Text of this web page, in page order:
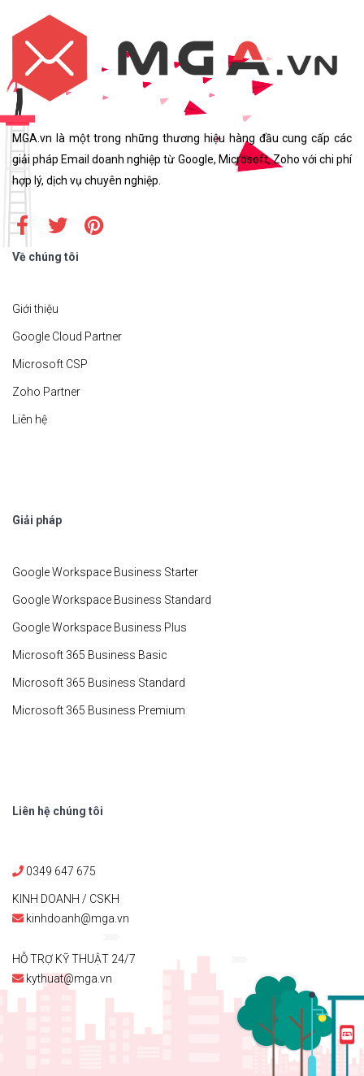
MGA.vn là một trong những thương hiệu hàng đầu cung cấp các
giải pháp Email doanh nghiệp từ Google, Microsoft, Zoho với chi phí
hợp lý, dịch vụ chuyên nghiệp.
Về chúng tôi
Giới thiệu
Google Cloud Partner
Microsoft CSP
Zoho Partner
Liên hệ
Giải pháp
Google Workspace Business Starter
Google Workspace Business Standard
Google Workspace Business Plus
Microsoft 365 Business Basic
Microsoft 365 Business Standard
Microsoft 365 Business Premium
Liên hệ chúng tôi
0349 647 675
KINH DOANH / CSKH
kinhdoanh@mga.vn
HỖ TRỢ KỸ THUẬT 24/7
kythuat@mga.vn